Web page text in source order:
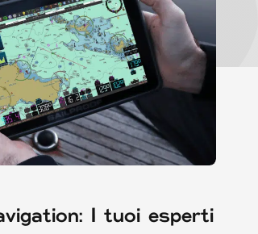
I tuoi esperti